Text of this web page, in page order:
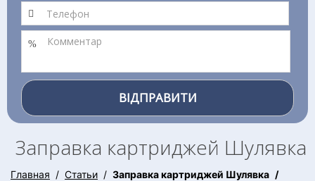
ВІДПРАВИТИ
Заправка картриджей Шулявка
Главная Статьи Заправка картриджей Шулявка